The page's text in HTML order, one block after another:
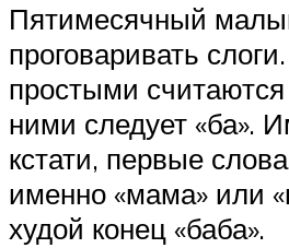
Пятимесячный
проговаривать
простыми считаются
ними следует «ба».
кстати, первые
именно «мама» или
худой конец «баба».